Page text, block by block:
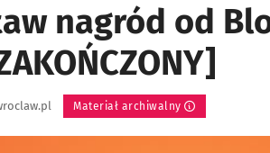
nagród od
Materiał archiwalny